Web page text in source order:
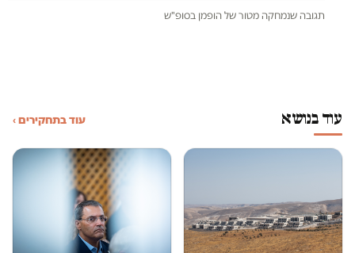
תגובה שנמחקה מטור של הופמן בסופ"ש
עוד בנושא עוד בתחקירים ›